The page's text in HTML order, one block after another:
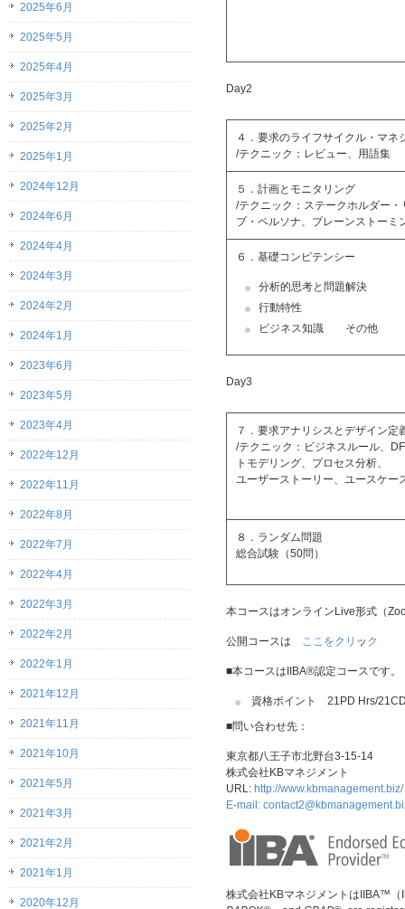
Day2
４．要求のライフサイクル・マネ
/テクニック：レビュー、用語集
５．計画とモニタリング
/テクニック：ステークホルダー・
プ・ペルソナ、ブレーンストーミ
６．基礎コンピテンシー
分析的思考と問題解決
行動特性
ビジネス知識 その他
Day3
７．要求アナリシスとデザイン定
/テクニック：ビジネスルール、
トモデリング、プロセス分析、
ユーザーストーリー、ユースケー
８．ランダム問題
総合試験（50問）
本コースはオンラインLive形式（
公開コースは ここをクリ ッ ク
■本コースはIIBA®認定コースです。
資格ポイント 21PD Hrs/
■問い合わせ先：
東京都八王子市北野台3-15-14
株式会社KBマネジメント
URL: http://www.kbmanagement.biz/
E-mail:
株式会社KBマネジメントはIIBA™
2025年6月
2025年5月
2025年4月
2025年3月
2025年2月
2025年1月
2024年12月
2024年6月
2024年4月
2024年3月
2024年2月
2024年1月
2023年6月
2023年5月
2023年4月
2022年12月
2022年11月
2022年8月
2022年7月
2022年4月
2022年3月
2022年2月
2022年1月
2021年12月
2021年11月
2021年10月
2021年5月
2021年3月
2021年2月
2021年1月
2020年12月